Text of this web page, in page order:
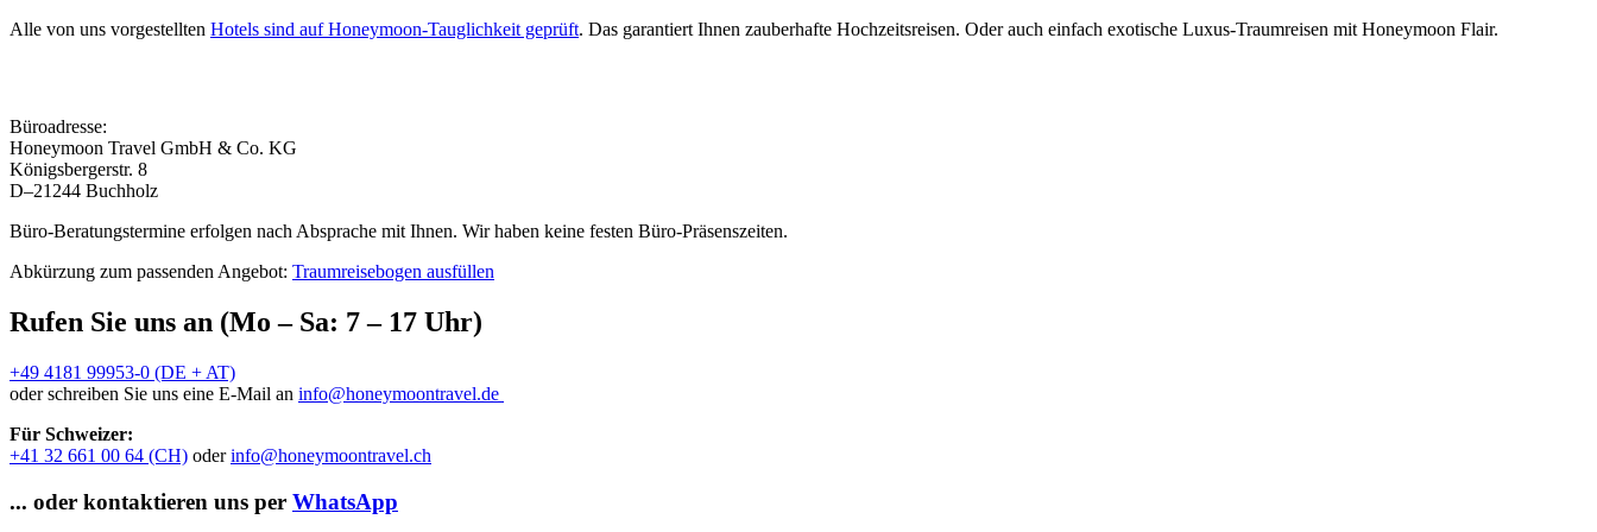
Alle von uns vorgestellten Hotels sind auf Honeymoon-Tauglichkeit geprüft. Das garantiert Ihnen zauberhafte Hochzeitsreisen. Oder auch einfach exotische Luxus-Traumreisen mit Honeymoon Flair.
Büroadresse:
Honeymoon Travel GmbH & Co. KG
Königsbergerstr. 8
D–21244 Buchholz
Büro-Beratungstermine erfolgen nach Absprache mit Ihnen. Wir haben keine festen Büro-Präsenszeiten.
Abkürzung zum passenden Angebot: Traumreisebogen ausfüllen
Rufen Sie uns an (Mo – Sa: 7 – 17 Uhr)
+49 4181 99953-0 (DE + AT)
oder schreiben Sie uns eine E-Mail an info@honeymoontravel.de
Für Schweizer:
+41 32 661 00 64 (CH) oderinfo@honeymoontravel.ch
... oder kontaktieren uns per WhatsApp